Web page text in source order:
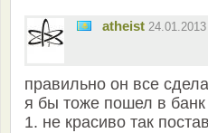
atheist
правильно он все
я бы тоже пошел в банк
1. не красиво так